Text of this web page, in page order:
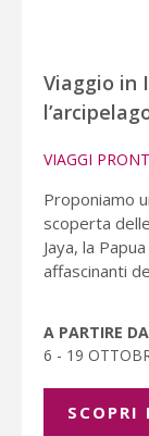
Viaggio in
VIAGGI
Proponiamo
scoperta
Jaya, la
affascinanti
A PARTIRE
6 - 19
SCOPRI